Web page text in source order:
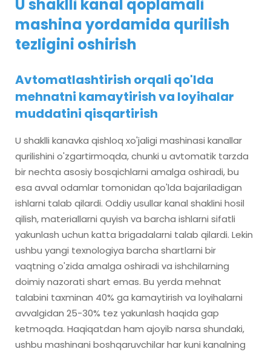
U shaklli kanal qoplamali
mashina yordamida qurilish
tezligini oshirish
Avtomatlashtirish orqali qo'lda
mehnatni kamaytirish va loyihalar
muddatini qisqartirish
U shaklli kanavka qishloq xo'jaligi mashinasi kanallar
qurilishini o'zgartirmoqda, chunki u avtomatik tarzda
bir nechta asosiy bosqichlarni amalga oshiradi, bu
esa avval odamlar tomonidan qo'lda bajariladigan
ishlarni talab qilardi. Oddiy usullar kanal shaklini hosil
qilish, materiallarni quyish va barcha ishlarni sifatli
yakunlash uchun katta brigadalarni talab qilardi. Lekin
ushbu yangi texnologiya barcha shartlarni bir
vaqtning o'zida amalga oshiradi va ishchilarning
doimiy nazorati shart emas. Bu yerda mehnat
talabini taxminan 40% ga kamaytirish va loyihalarni
avvalgidan 25-30% tez yakunlash haqida gap
ketmoqda. Haqiqatdan ham ajoyib narsa shundaki,
ushbu mashinani boshqaruvchilar har kuni kanalning